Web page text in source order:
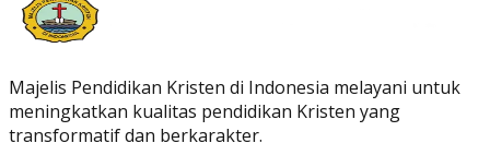
Majelis Pendidikan Kristen di Indonesia melayani untuk
meningkatkan kualitas pendidikan Kristen yang
transformatif dan berkarakter.